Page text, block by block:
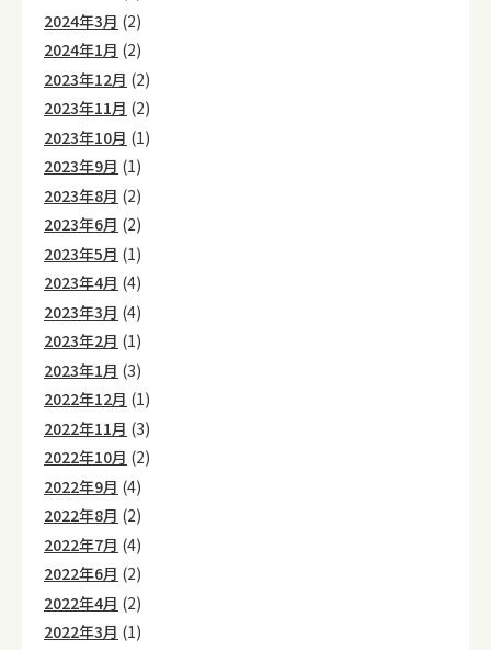
2024年3月 (2)
2024年1月 (2)
2023年12月 (2)
2023年11月 (2)
2023年10月 (1)
2023年9月 (1)
2023年8月 (2)
2023年6月 (2)
2023年5月 (1)
2023年4月 (4)
2023年3月 (4)
2023年2月 (1)
2023年1月 (3)
2022年12月 (1)
2022年11月 (3)
2022年10月 (2)
2022年9月 (4)
2022年8月 (2)
2022年7月 (4)
2022年6月 (2)
2022年4月 (2)
2022年3月 (1)